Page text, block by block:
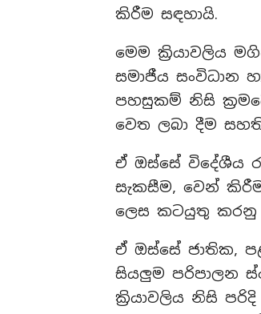
කිරීම සඳහායි.
මෙම ක්‍රියාවලිය
සමාජීය සංවිධාන
පහසුකම් නිසි
වෙත ලබා දීම
ඒ ඔස්සේ විදේශීය
සැකසීම, වෙන්
ලෙස කටයුතු කරනු
ඒ ඔස්සේ ජාතික,
සියලුම පරිපාලන
ක්‍රියාවලිය නිසි